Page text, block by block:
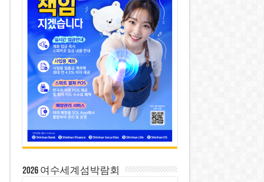
2026 여수세계섬박람회